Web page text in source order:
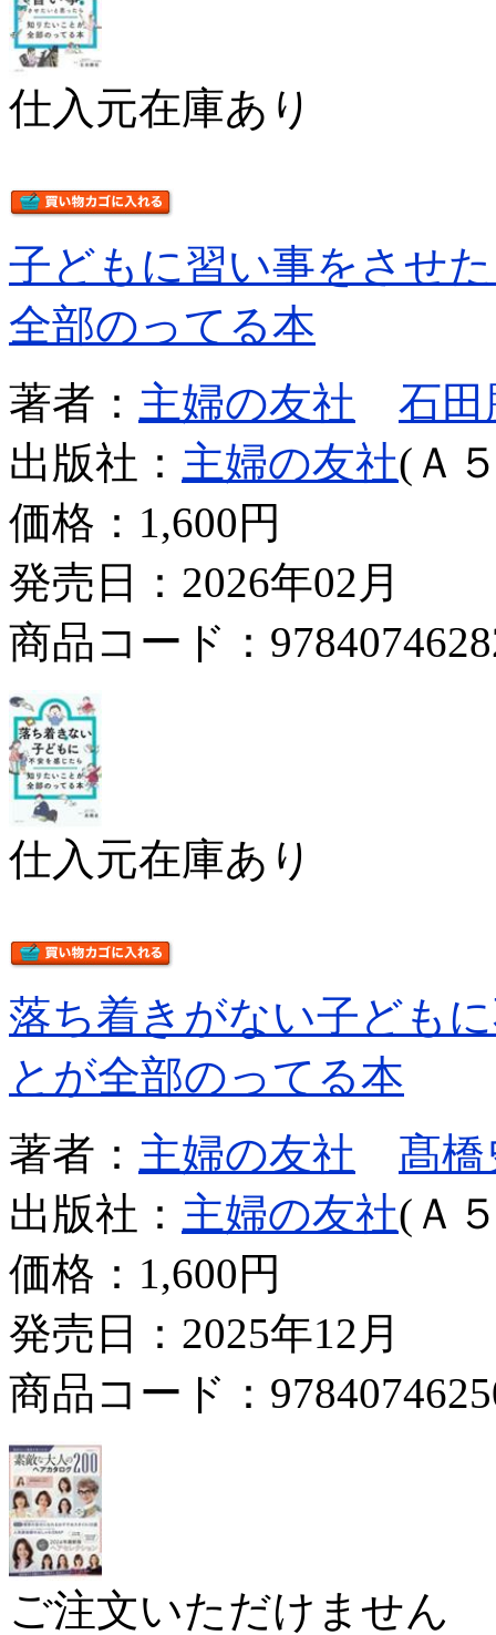
仕入元在庫あり
子どもに習い事をさせ
全部のってる本
著者： 主婦の友社
石田
出版社： 主婦の友社(Ａ
価格： 1,600円
発売日：2026年02月
商品コード：
仕入元在庫あり
落ち着きがない子ども
とが全部のってる本
著者： 主婦の友社
髙橋
出版社： 主婦の友社(Ａ
価格： 1,600円
発売日：2025年12月
商品コード：
ご注文いただけません